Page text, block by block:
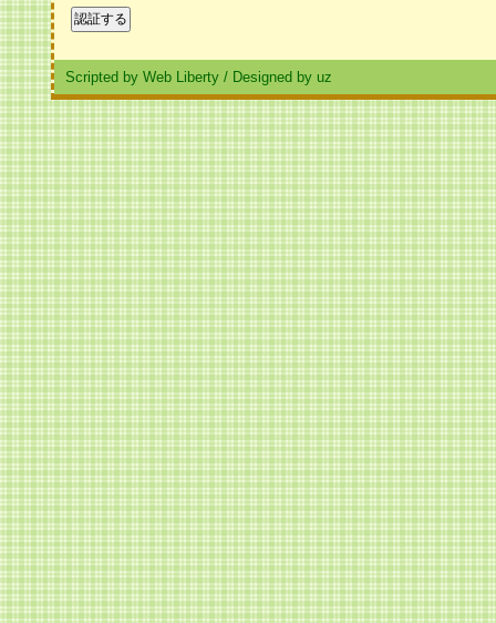
Scripted by Web Liberty / Designed by uz